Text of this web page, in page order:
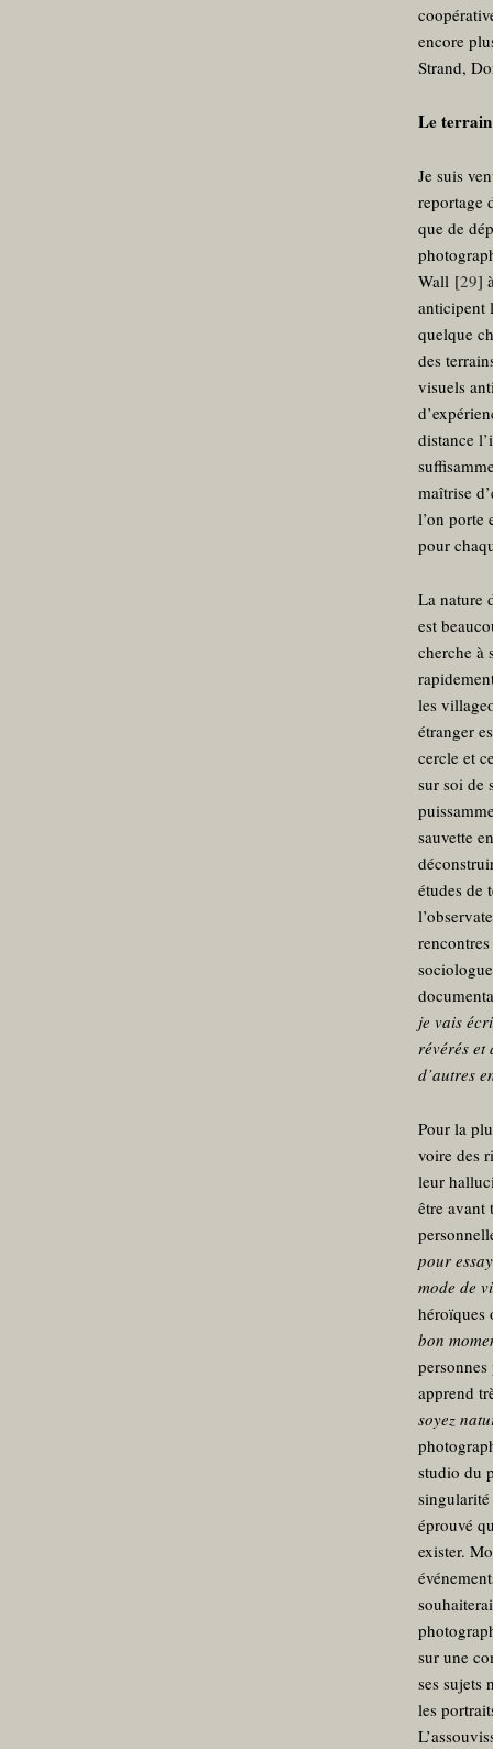
encore
Strand,
Le terrain
Je suis
reportage
que de
Wall [29]
anticipent
quelque
des
visuels
distance
maîtrise
l’on porte
pour
La nature
est
cherche à
les
étranger
cercle et
sur soi de
sauvette
études de
je vais
révérés et
d’autres
Pour la
voire des
leur
être avant
pour
mode de
héroïques
bon
apprend
soyez
studio du
singularité
éprouvé
exister.
sur une
ses sujets
les